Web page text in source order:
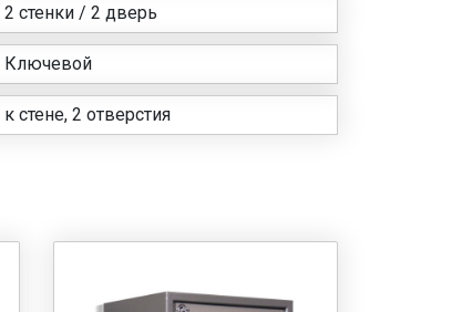
2 стенки / 2 дверь
Ключевой
к стене, 2 отверстия